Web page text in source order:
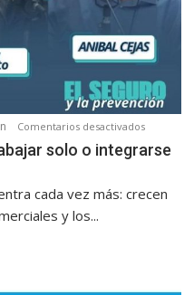
cliente
seguros
Comentarios desactivadosen
El
solo o integrarse
cada vez más: crecen
y los...